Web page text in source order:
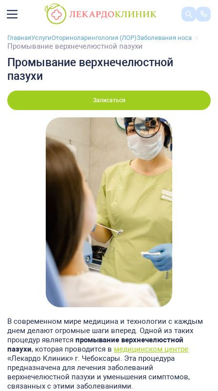
ГлавнаяУслугиОториноларингология (ЛОР)Заболевания носа
Промывание верхнечелюстной пазухи
Промывание верхнечелюстной
пазухи
Записаться
В современном мире медицина и технологии с каждым
днем делают огромные шаги вперед. Одной из таких
процедур является промывание верхнечелюстной
пазухи, которая проводится в медицинском центре
«Лекардо Клиник» г. Чебоксары. Эта процедура
предназначена для лечения заболеваний
верхнечелюстной пазухи и уменьшения симптомов,
связанных с этими заболеваниями.